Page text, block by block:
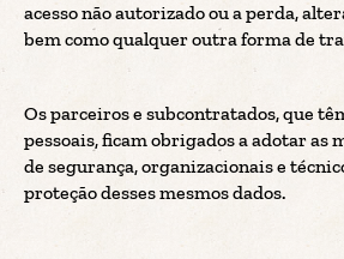
acesso não autorizado ou a perda,
bem como qualquer outra forma de
Os parceiros e subcontratados, que
pessoais, ficam obrigados a adotar as
de segurança, organizacionais e
proteção desses mesmos dados.